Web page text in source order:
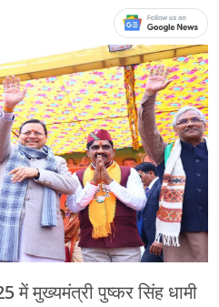
में मुख्यमंत्री पुष्कर सिंह धामी